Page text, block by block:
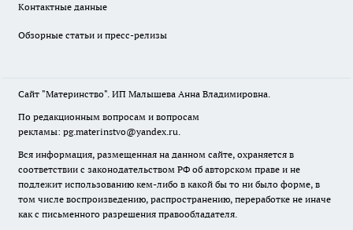
Контактные данные
Обзорные статьи и пресс-релизы
Сайт "Материнство". ИП Малышева Анна Владимировна.
По редакционным вопросам и вопросам
рекламы: pg.materinstvo@yandex.ru.
Вся информация, размещенная на данном сайте, охраняется в
соответствии с законодательством РФ об авторском праве и не
подлежит использованию кем-либо в какой бы то ни было форме, в
том числе воспроизведению, распространению, переработке не иначе
как с письменного разрешения правообладателя.